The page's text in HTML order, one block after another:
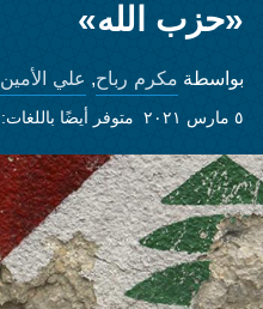
«حزب الله»
بواسطة مكرم رباح, علي الأمين
٥ مارس ٢٠٢١ متوفر أيضًا باللغات: